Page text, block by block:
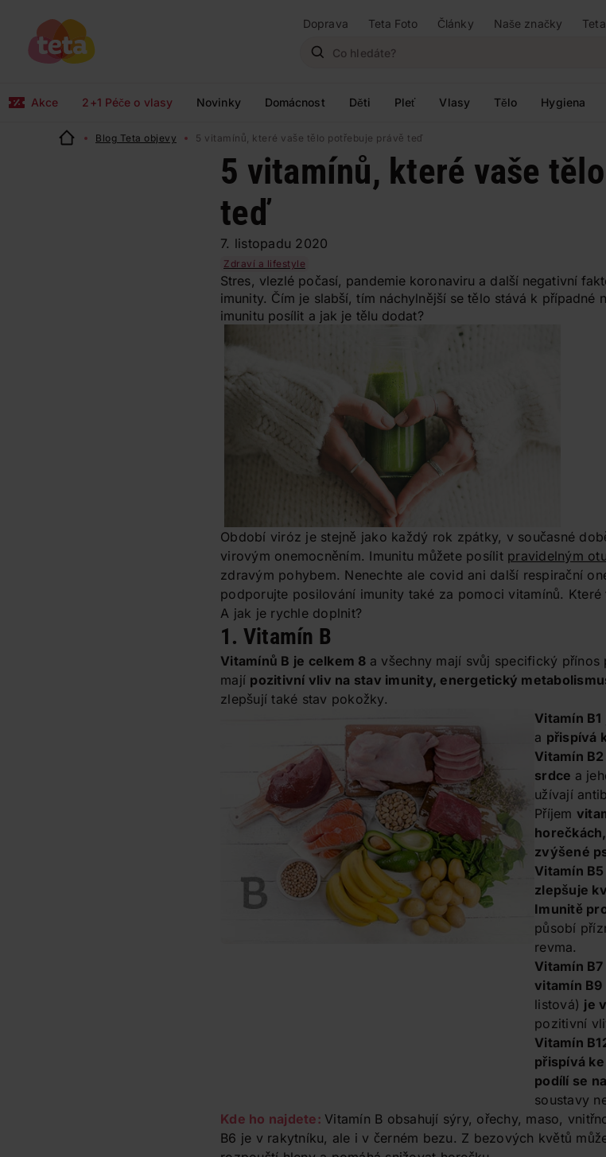
Doprava Teta Foto Články Naše značky
Akce 2+1 Péče o vlasy Novinky Domácnost Děti Pleť Vlasy Tělo Hygiena
Blog Teta objevy 5 vitamínů, které vaše tělo potřebuje právě teď
5 vitamínů, které vaše
teď
7. listopadu 2020
Zdraví a lifestyle
Stres, vlezlé počasí, pandemie koronaviru a další negativní
imunity. Čím je slabší, tím náchylnější se tělo stává k případné
imunitu posílit a jak je tělu dodat?
Období viróz je stejně jako každý rok zpátky, v současné
virovým onemocněním. Imunitu můžete posílit pravidelným
zdravým pohybem. Nenechte ale covid ani další respirační
podporujte posilování imunity také za pomoci vitamínů.
A jak je rychle doplnit?
1. Vitamín B
Vitamínů B je celkem 8 a všechny mají svůj specifický
mají pozitivní vliv na stav imunity, energetický
zlepšují také stav pokožky.
Vitamín B1
a přispívá
Vitamín B2
srdce a
užívají
Příjem
zvýšené
Vitamín B5
zlepšuje
Imunitě
působí
revma.
Vitamín
vitamín B9
listová) je
pozitivní
Vitamín
přispívá
podílí se
soustavy
Kde ho najdete: Vitamín B obsahují sýry, ořechy, maso,
B6 je v rakytníku, ale i v černém bezu. Z bezových květů